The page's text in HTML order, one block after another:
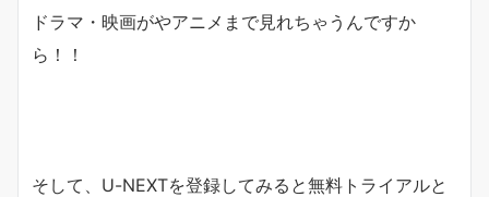
ドラマ・映画がやアニメまで見れちゃうんですか
ら！！
そして、U-NEXTを登録してみると無料トライアルと